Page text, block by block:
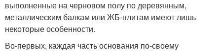
выполненные на черновом полу по деревянным,
металлическим балкам или ЖБ-плитам имеют лишь
некоторые особенности.
Во-первых, каждая часть основания по-своему